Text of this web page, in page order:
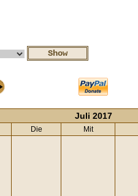
Juli 2017
Die Mit